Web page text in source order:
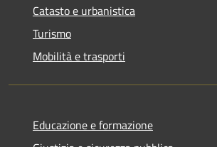
Catasto e urbanistica
Turismo
Mobilità e trasporti
Educazione e formazione